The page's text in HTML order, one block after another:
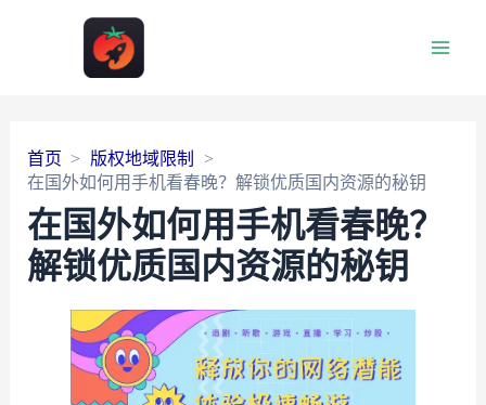
首页
版权地域限制
在国外如何用手机看春晚？解锁优质国内资源的秘钥
在国外如何用手机看春晚？
解锁优质国内资源的秘钥